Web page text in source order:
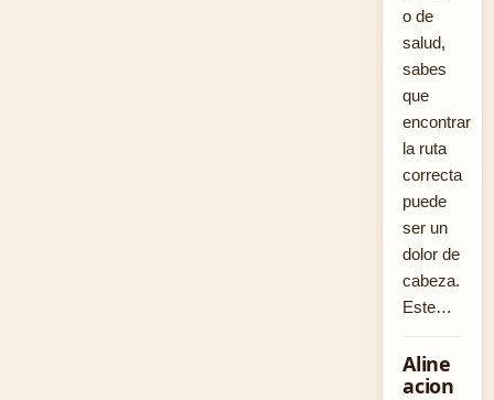
o de
salud,
sabes
que
encontrar
la ruta
correcta
puede
ser un
dolor de
cabeza.
Este…
Aline
acion